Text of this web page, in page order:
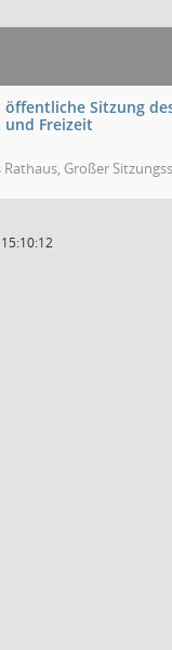
Sitzung
Freizeit
Großer